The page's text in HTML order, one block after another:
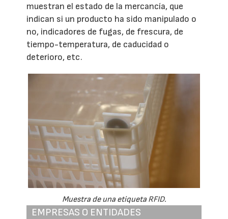
muestran el estado de la mercancía, que
indican si un producto ha sido manipulado o
no, indicadores de fugas, de frescura, de
tiempo-temperatura, de caducidad o
deterioro, etc.
Muestra de una etiqueta RFID.
EMPRESAS O ENTIDADES